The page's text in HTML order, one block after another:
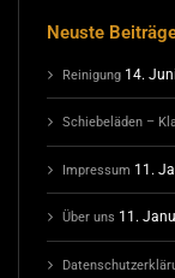
Neuste
Reinigung 14.
Schiebeläden –
Impressum 11.
Über uns 11.